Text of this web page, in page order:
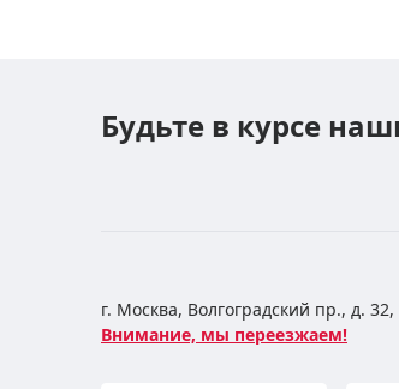
Будьте в курсе
г. Москва, Волгоградский пр., д.
Внимание, мы переезжаем!